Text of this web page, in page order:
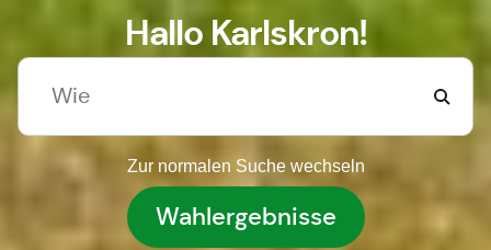
Hallo Karlskron!
Zur normalen Suche wechseln
Wahlergebnisse